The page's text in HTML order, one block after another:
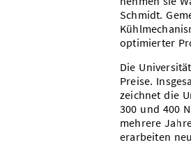
Schmidt.
optimierter
Die
Preise.
zeichnet die
300 und 400
mehrere
erarbeiten